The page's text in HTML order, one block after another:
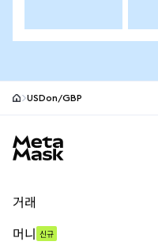
USDon/GBP
거래
머니 신규